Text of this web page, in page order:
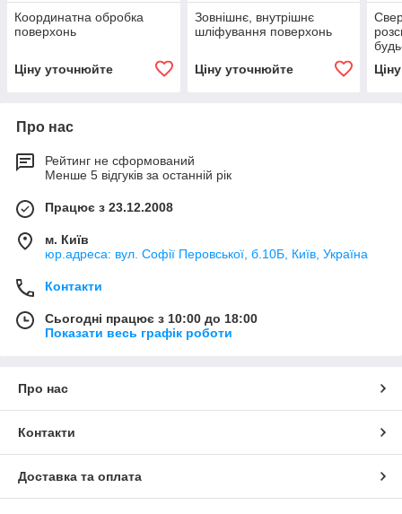
Координатна обробка
поверхонь
Ціну уточнюйте
Зовнішнє, внутрішнє
шліфування поверхонь
Ціну уточнюйте
Про нас
Рейтинг не сформований
Менше 5 відгуків за останній рік
Працює з 23.12.2008
м. Київ
юр.адреса: вул. Софії Перовської, б.10Б, Київ, Україна
Контакти
Сьогодні працює з 10:00 до 18:00
Показати весь графік роботи
Про нас
Контакти
Доставка та оплата